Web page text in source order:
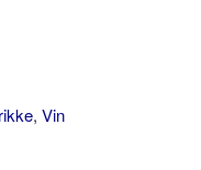
, Vin